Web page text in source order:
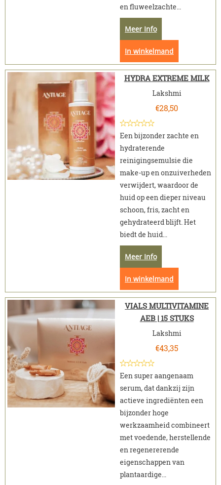
en fluweelzachte...
Meer Info
In winkelmand
HYDRA EXTREME MILK
Lakshmi
€28,50
Een bijzonder zachte en
hydraterende
reinigingsemulsie die
make-up en onzuiverheden
verwijdert, waardoor de
huid op een dieper niveau
schoon, fris, zacht en
gehydrateerd blijft. Het
biedt de huid...
Meer Info
In winkelmand
VIALS MULTIVITAMINE
AEB | 15 STUKS
Lakshmi
€43,35
Een super aangenaam
serum, dat dankzij zijn
actieve ingrediënten een
bijzonder hoge
werkzaamheid combineert
met voedende, herstellende
en regenererende
eigenschappen van
plantaardige...